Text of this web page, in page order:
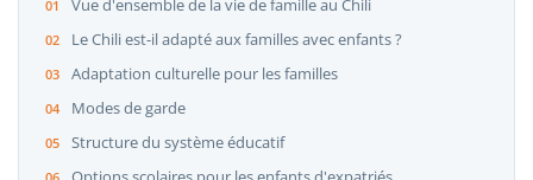
Vue d'ensemble de la vie de famille au Chili
Le Chili est-il adapté aux familles avec enfants ?
Adaptation culturelle pour les familles
Modes de garde
Structure du système éducatif